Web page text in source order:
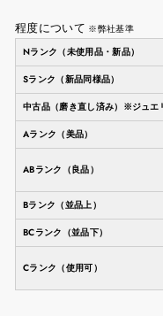
程度について ※弊社基準
Nランク（未使用品・新品）
Sランク（新品同様品）
中古品（磨き直し済み）※ジュエ
Aランク（美品）
ABランク（良品）
Bランク（並品上）
BCランク（並品下）
Cランク（使用可）